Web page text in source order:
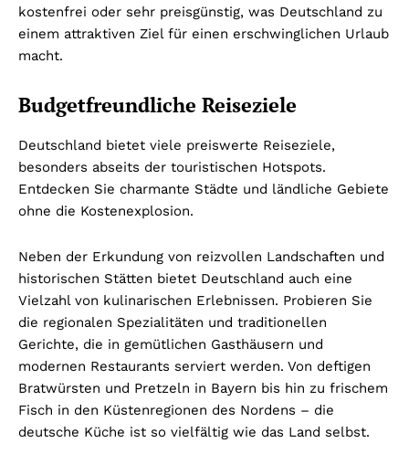
kostenfrei oder sehr preisgünstig, was Deutschland zu
einem attraktiven Ziel für einen erschwinglichen Urlaub
macht.
Budgetfreundliche Reiseziele
Deutschland bietet viele preiswerte Reiseziele,
besonders abseits der touristischen Hotspots.
Entdecken Sie charmante Städte und ländliche Gebiete
ohne die Kostenexplosion.
Neben der Erkundung von reizvollen Landschaften und
historischen Stätten bietet Deutschland auch eine
Vielzahl von kulinarischen Erlebnissen. Probieren Sie
die regionalen Spezialitäten und traditionellen
Gerichte, die in gemütlichen Gasthäusern und
modernen Restaurants serviert werden. Von deftigen
Bratwürsten und Pretzeln in Bayern bis hin zu frischem
Fisch in den Küstenregionen des Nordens – die
deutsche Küche ist so vielfältig wie das Land selbst.